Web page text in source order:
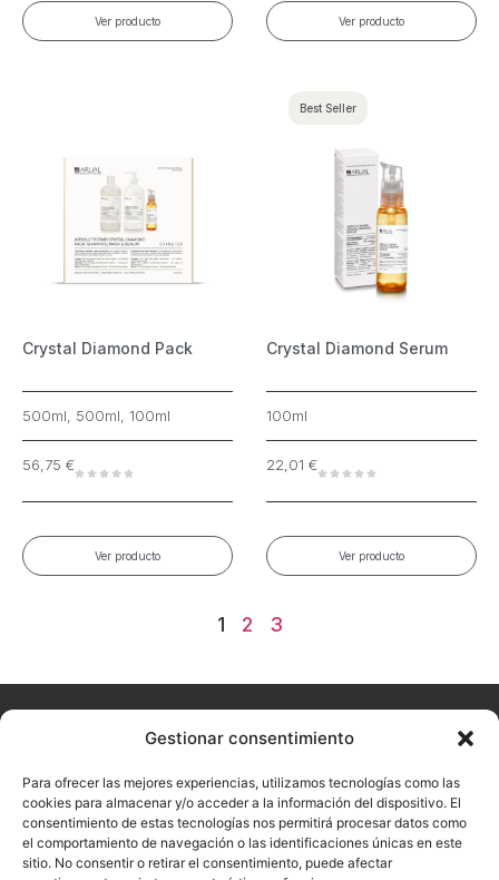
Gestionar consentimiento
Para ofrecer las mejores experiencias, utilizamos tecnologías como las
cookies para almacenar y/o acceder a la información del dispositivo. El
consentimiento de estas tecnologías nos permitirá procesar datos como
el comportamiento de navegación o las identificaciones únicas en este
sitio. No consentir o retirar el consentimiento, puede afectar
Ver producto Ver producto
Crystal Diamond Pack
500ml, 500ml, 100ml
56,75 €
Ver producto
Best Seller
Crystal Diamond Serum
100ml
22,01 €
Ver producto
1 2 3
want to
miss our
latest
news?
HomeAbout
us
Arualism
Contact
Products
Hairdressing
Aesthetics